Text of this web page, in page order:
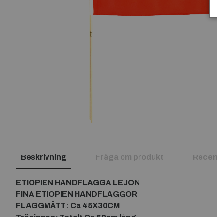
Beskrivning Fråga om produkt
ETIOPIEN HANDFLAGGA LEJON
FINA ETIOPIEN HANDFLAGGOR
FLAGGMÅTT: Ca 45X30CM